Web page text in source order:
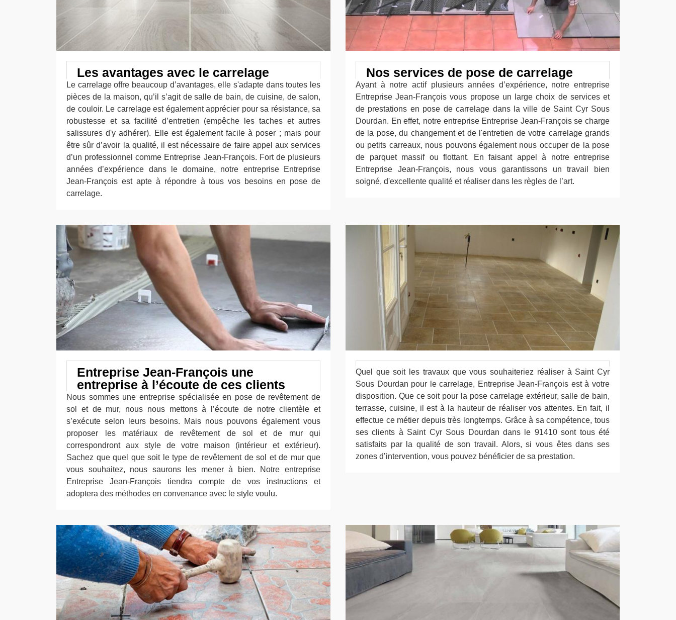
Les avantages avec le carrelage
Le carrelage offre beaucoup d’avantages, elle s'adapte dans toutes les
pièces de la maison, qu’il s’agit de salle de bain, de cuisine, de salon,
de couloir. Le carrelage est également apprécier pour sa résistance, sa
robustesse et sa facilité d’entretien (empêche les taches et autres
salissures d'y adhérer). Elle est également facile à poser ; mais pour
être sûr d’avoir la qualité, il est nécessaire de faire appel aux services
d’un professionnel comme Entreprise Jean-François. Fort de plusieurs
années d’expérience dans le domaine, notre entreprise Entreprise
Jean-François est apte à répondre à tous vos besoins en pose de
carrelage.
Nos services de pose de carrelage
Ayant à notre actif plusieurs années d’expérience, notre entreprise
Entreprise Jean-François vous propose un large choix de services et
de prestations en pose de carrelage dans la ville de Saint Cyr Sous
Dourdan. En effet, notre entreprise Entreprise Jean-François se charge
de la pose, du changement et de l'entretien de votre carrelage grands
ou petits carreaux, nous pouvons également nous occuper de la pose
de parquet massif ou flottant. En faisant appel à notre entreprise
Entreprise Jean-François, nous vous garantissons un travail bien
soigné, d'excellente qualité et réaliser dans les règles de l’art.
Entreprise Jean-François une
entreprise à l’écoute de ces clients
Nous sommes une entreprise spécialisée en pose de revêtement de
sol et de mur, nous nous mettons à l’écoute de notre clientèle et
s’exécute selon leurs besoins. Mais nous pouvons également vous
proposer les matériaux de revêtement de sol et de mur qui
correspondront aux style de votre maison (intérieur et extérieur).
Sachez que quel que soit le type de revêtement de sol et de mur que
vous souhaitez, nous saurons les mener à bien. Notre entreprise
Entreprise Jean-François tiendra compte de vos instructions et
adoptera des méthodes en convenance avec le style voulu.
Quel que soit les travaux que vous souhaiteriez réaliser à Saint Cyr
Sous Dourdan pour le carrelage, Entreprise Jean-François est à votre
disposition. Que ce soit pour la pose carrelage extérieur, salle de bain,
terrasse, cuisine, il est à la hauteur de réaliser vos attentes. En fait, il
effectue ce métier depuis très longtemps. Grâce à sa compétence, tous
ses clients à Saint Cyr Sous Dourdan dans le 91410 sont tous été
satisfaits par la qualité de son travail. Alors, si vous êtes dans ses
zones d’intervention, vous pouvez bénéficier de sa prestation.